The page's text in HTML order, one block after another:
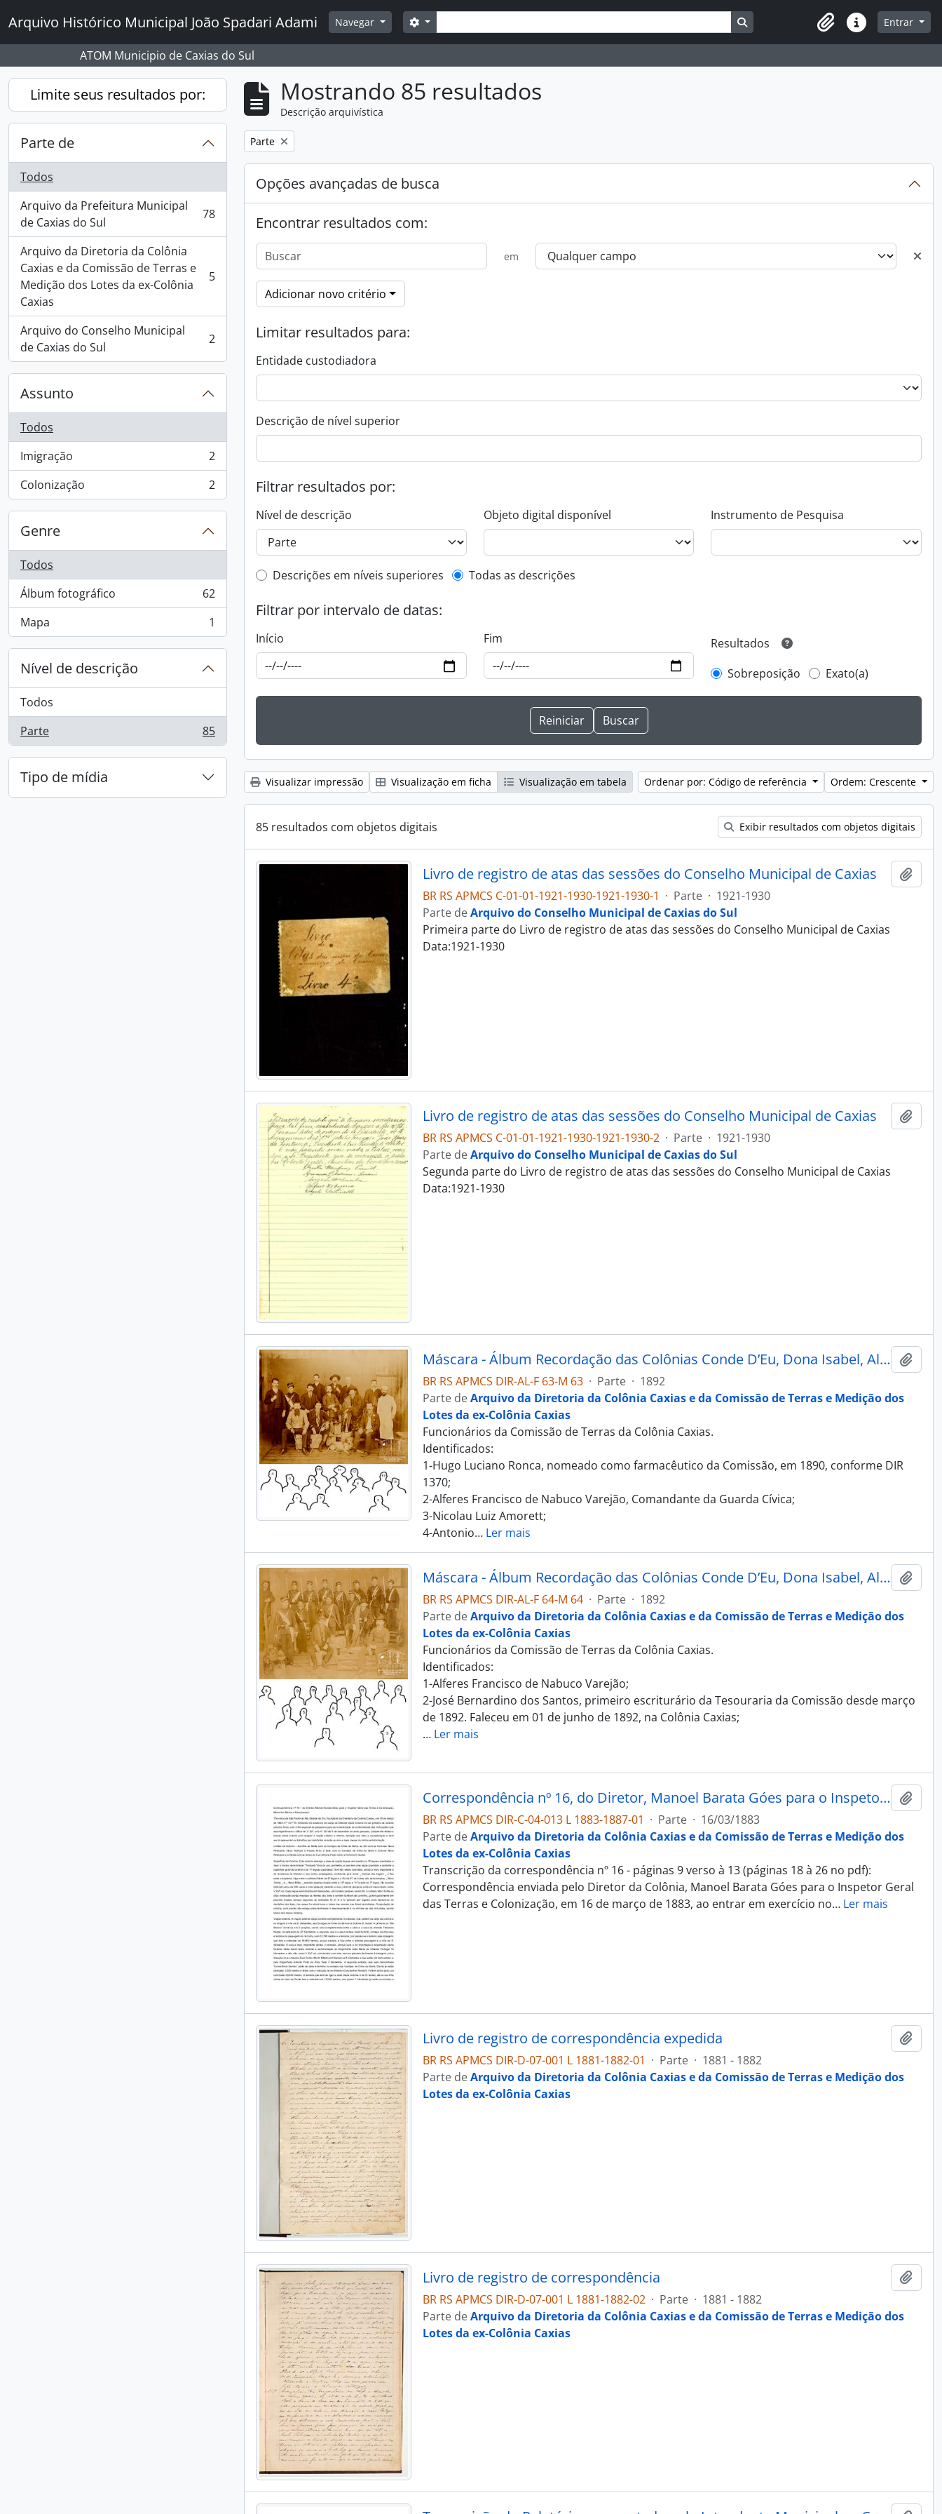
Arquivo Histórico Municipal João Spadari Adami Navegar Buscar
Opções de busca Busque na página de navegação
Atalhos Entrar
ATOM Municipio de Caxias do Sul
Limite seus resultados por:
Parte de
Todos
Arquivo da Prefeitura Municipal
de Caxias do Sul
, 78 resultados 78
Arquivo da Diretoria da Colônia
Caxias e da Comissão de Terras e
Medição dos Lotes da ex-Colônia
Caxias
, 5 resultados 5
Arquivo do Conselho Municipal
de Caxias do Sul
, 2 resultados 2
Assunto
Todos
Imigração
, 2 resultados
2
Colonização
, 2 resultados 2
Genre
Todos
Álbum fotográfico
, 62 resultados
62
Mapa
, 1 resultados 1
Nível de descrição
Todos
Parte
, 85 resultados 85
Tipo de mídia
Mostrando 85 resultados
Descrição arquivística
Remover filtro:
Parte
Opções avançadas de busca
Encontrar resultados com:
em
Adicionar novo critério
Limitar resultados para:
Entidade custodiadora
Descrição de nível superior
Filtrar resultados por:
Nível de descrição Objeto digital disponível Instrumento de Pesquisa
Filtro de descrição de nível superior
Descrições em níveis superiores Todas as descrições
Filtrar por intervalo de datas:
Início Fim
Resultados
Sobreposição
Exato(a)
Visualizar impressão Visualização em ficha Visualização em tabela Ordenar por: Código de referência Ordem: Crescente
85 resultados com objetos digitais Exibir resultados com objetos digitais
Livro de registro de atas das sessões do Conselho Municipal de Caxias
BR RS APMCS C-01-01-1921-1930-1921-1930-1 · Parte · 1921-1930
Parte deArquivo do Conselho Municipal de Caxias do Sul
Primeira parte do Livro de registro de atas das sessões do Conselho Municipal de Caxias
Data:1921-1930
Livro de registro de atas das sessões do Conselho Municipal de Caxias
BR RS APMCS C-01-01-1921-1930-1921-1930-2 · Parte · 1921-1930
Parte deArquivo do Conselho Municipal de Caxias do Sul
Segunda parte do Livro de registro de atas das sessões do Conselho Municipal de Caxias
Data:1921-1930
Máscara - Álbum Recordação das Colônias Conde D’Eu, Dona Isabel, Alfredo Chaves, Antonio Prado e Caxias
BR RS APMCS DIR-AL-F 63-M 63 · Parte · 1892
Parte deArquivo da Diretoria da Colônia Caxias e da Comissão de Terras e Medição dos
Lotes da ex-Colônia Caxias
Funcionários da Comissão de Terras da Colônia Caxias.
Identificados:
1-Hugo Luciano Ronca, nomeado como farmacêutico da Comissão, em 1890, conforme DIR
1370;
2-Alferes Francisco de Nabuco Varejão, Comandante da Guarda Cívica;
3-Nicolau Luiz Amorett;
4-Antonio… Ler mais
Máscara - Álbum Recordação das Colônias Conde D’Eu, Dona Isabel, Alfredo Chaves, Antonio Prado e Caxias
BR RS APMCS DIR-AL-F 64-M 64 · Parte · 1892
Parte deArquivo da Diretoria da Colônia Caxias e da Comissão de Terras e Medição dos
Lotes da ex-Colônia Caxias
Funcionários da Comissão de Terras da Colônia Caxias.
Identificados:
1-Alferes Francisco de Nabuco Varejão;
2-José Bernardino dos Santos, primeiro escriturário da Tesouraria da Comissão desde março
de 1892. Faleceu em 01 de junho de 1892, na Colônia Caxias;
… Ler mais
Correspondência nº 16, do Diretor, Manoel Barata Góes para o Inspetor Geral das Terras e Colonização, Marcolino Moura e Albuquerque
BR RS APMCS DIR-C-04-013 L 1883-1887-01 · Parte · 16/03/1883
Parte deArquivo da Diretoria da Colônia Caxias e da Comissão de Terras e Medição dos
Lotes da ex-Colônia Caxias
Transcrição da correspondência nº 16 - páginas 9 verso à 13 (páginas 18 à 26 no pdf):
Correspondência enviada pelo Diretor da Colônia, Manoel Barata Góes para o Inspetor Geral
das Terras e Colonização, em 16 de março de 1883, ao entrar em exercício no… Ler mais
Livro de registro de correspondência expedida
BR RS APMCS DIR-D-07-001 L 1881-1882-01 · Parte · 1881 - 1882
Parte deArquivo da Diretoria da Colônia Caxias e da Comissão de Terras e Medição dos
Lotes da ex-Colônia Caxias
Livro de registro de correspondência
BR RS APMCS DIR-D-07-001 L 1881-1882-02 · Parte · 1881 - 1882
Parte deArquivo da Diretoria da Colônia Caxias e da Comissão de Terras e Medição dos
Lotes da ex-Colônia Caxias